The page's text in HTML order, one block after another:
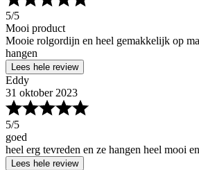
5/5
Mooi product
Mooie rolgordijn en heel gemakkelijk op
hangen
Lees hele review
Eddy
31 oktober 2023
5/5
goed
heel erg tevreden en ze hangen heel mooi
Lees hele review